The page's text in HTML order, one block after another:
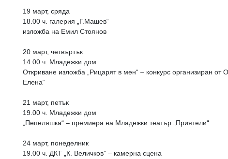
19 март, сряда
18.00 ч. галерия „Г.Машев“
изложба на Емил Стоянов
20 март, четвъртък
14.00 ч. Младежки дом
Откриване изложба „Рицарят в мен“ – конкурс организиран
Елена“
21 март, петък
19.00 ч. Младежки дом
„Пепеляшка“ – премиера на Младежки театър „Приятели“
24 март, понеделник
19.00 ч. ДКТ „К. Величков” – камерна сцена